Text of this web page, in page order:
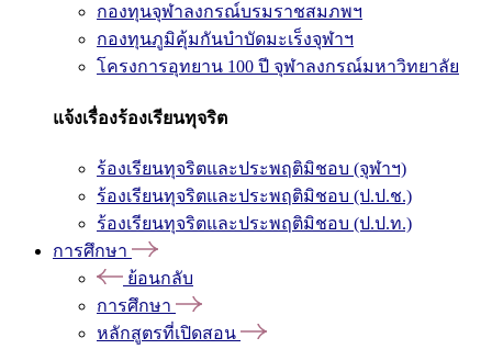
กองทุนจุฬาลงกรณ์บรมราชสมภพฯ
กองทุนภูมิคุ้มกันบำบัดมะเร็งจุฬาฯ
โครงการอุทยาน 100 ปี จุฬาลงกรณ์มหาวิทยาลัย
แจ้งเรื่องร้องเรียนทุจริต
ร้องเรียนทุจริตและประพฤติมิชอบ (จุฬาฯ)
ร้องเรียนทุจริตและประพฤติมิชอบ (ป.ป.ช.)
ร้องเรียนทุจริตและประพฤติมิชอบ (ป.ป.ท.)
การศึกษา
ย้อนกลับ
การศึกษา
หลักสูตรที่เปิดสอน